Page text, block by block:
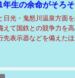
生の余命がそろ
日光・鬼怒川温泉方面
えて国鉄との競争力を
先表示器などを備えた